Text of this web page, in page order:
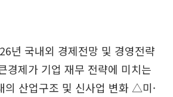
년 국내외 경제전망 및 경영전략
경제가 기업 재무 전략에 미치는
의 산업구조 및 신사업 변화 △미·